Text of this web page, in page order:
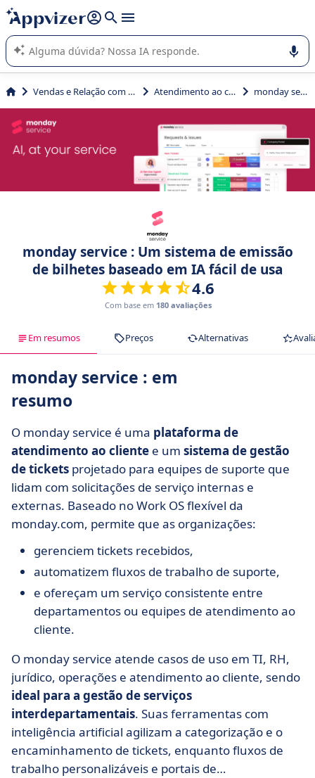
de nossa IA (várias linhas com
A IA do Appvizer o orienta no uso ou na seleção de software
SaaS para sua empresa.
Vendas e Relação com Cliente Atendimento ao cliente monday service
monday service : Um sistema de emissão
de bilhetes baseado em IA fácil de usa
4.6
Com base em 180 avaliações
Em resumos Preços Alternativas
monday service : em
resumo
O monday service é uma plataforma de
atendimento ao cliente e um sistema de gestão
de tickets projetado para equipes de suporte que
lidam com solicitações de serviço internas e
externas. Baseado no Work OS flexível da
monday.com, permite que as organizações:
gerenciem tickets recebidos,
automatizem fluxos de trabalho de suporte,
e ofereçam um serviço consistente entre
departamentos ou equipes de atendimento ao
cliente.
O monday service atende casos de uso em TI, RH,
jurídico, operações e atendimento ao cliente, sendo
ideal para a gestão de serviços
interdepartamentais. Suas ferramentas com
inteligência artificial agilizam a categorização e o
encaminhamento de tickets, enquanto fluxos de
trabalho personalizáveis e portais de